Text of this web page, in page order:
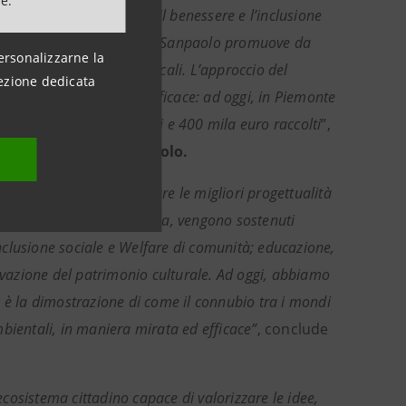
la
dedicata
perché mette al centro il benessere e l’inclusione
come ricchezza. Intesa Sanpaolo promuove da
delle comunità locali. L’approccio del
in modo mirato ed efficace: ad oggi, in Piemonte
totale di oltre 2 milioni e 400 mila euro raccolti”,
di Intesa Sanpaolo.
Sanpaolo nel selezionare le migliori progettualità
Attraverso Formula, vengono sostenuti
sociale e Welfare di comunità; educazione,
del patrimonio culturale. Ad oggi, abbiamo
la dimostrazione di come il connubio tra i mondi
in maniera mirata ed efficace”, conclude
cittadino capace di valorizzare le idee,